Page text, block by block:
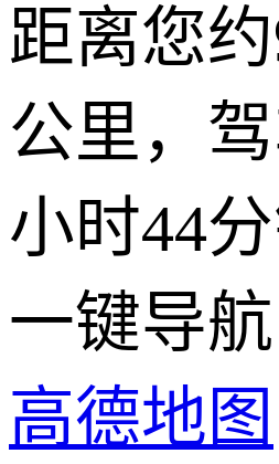
距离您
公里，
小时44分
一键导航
高德地图